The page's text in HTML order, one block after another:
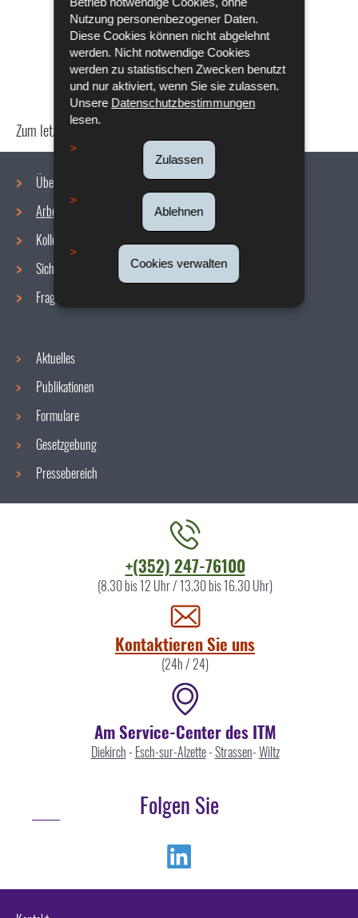
Nutzung personenbezogener Daten.
Diese Cookies können nicht abgelehnt
werden. Nicht notwendige Cookies
werden zu statistischen Zwecken benutzt
und nur aktiviert, wenn Sie sie zulassen.
Unsere Datenschutzbestimmungen
lesen.
Zulassen
Ablehnen
Cookies verwalten
Zum letzten Mal aktualisiert am
Navigationsmenü
Über uns
Arbeitsbedingungen
Kollektive Vereinbarungen
Sicherheit/Gesundheit am Arbeitsplatz
Fragen / Antworten
Aktuelles
Publikationen
Formulare
Gesetzgebung
Pressebereich
+(352) 247-76100
(8.30 bis 12 Uhr / 13.30 bis 16.30 Uhr)
Kontaktieren Sie uns
(24h / 24)
Am Service-Center des ITM
Diekirch- Esch-sur-Alzette-Strassen-Wiltz
Folgen Sie